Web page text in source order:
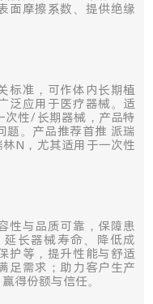
面摩擦系数、提供绝缘
标准，可作体内长期植
泛应用于医疗器械。适
次性/长期器械，产品特
题。产品推荐首推 派瑞
N，尤其适用于一次性
性与品质可靠，保障患
长器械寿命、降低成
护等，提升性能与舒适
足需求；助力客户生产
得份额与信任。